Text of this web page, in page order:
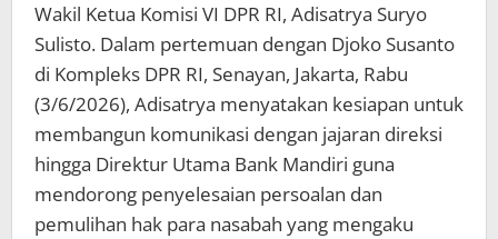
Wakil Ketua Komisi VI DPR RI, Adisatrya Suryo
Sulisto. Dalam pertemuan dengan Djoko Susanto
di Kompleks DPR RI, Senayan, Jakarta, Rabu
(3/6/2026), Adisatrya menyatakan kesiapan untuk
membangun komunikasi dengan jajaran direksi
hingga Direktur Utama Bank Mandiri guna
mendorong penyelesaian persoalan dan
pemulihan hak para nasabah yang mengaku